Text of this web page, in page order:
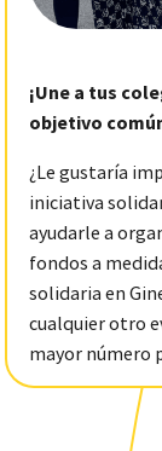
¡Une a tus
objetivo
¿Le gustaría
iniciativa
ayudarle a
fondos a
solidaria en
cualquier otro
mayor número